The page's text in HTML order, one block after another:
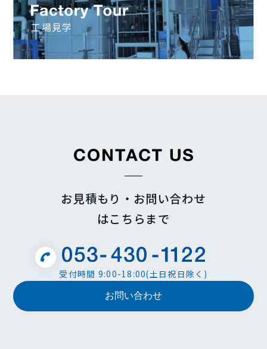
工場見学
お見積もり・お問い合わせ
はこちらまで
受付時間 9:00-18:00(土日祝日除く)
お問い合わせ